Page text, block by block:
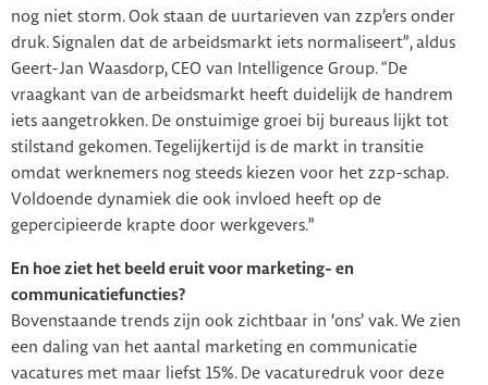
nog niet storm. Ook staan de uurtarieven van zzp’ers onder
druk. Signalen dat de arbeidsmarkt iets normaliseert”, aldus
Geert-Jan Waasdorp, CEO van Intelligence Group. “De
vraagkant van de arbeidsmarkt heeft duidelijk de handrem
iets aangetrokken. De onstuimige groei bij bureaus lijkt tot
stilstand gekomen. Tegelijkertijd is de markt in transitie
omdat werknemers nog steeds kiezen voor het zzp-schap.
Voldoende dynamiek die ook invloed heeft op de
gepercipieerde krapte door werkgevers.”
En hoe ziet het beeld eruit voor marketing- en
communicatiefuncties?
Bovenstaande trends zijn ook zichtbaar in ‘ons’ vak. We zien
een daling van het aantal marketing en communicatie
vacatures met maar liefst 15%. De vacaturedruk voor deze